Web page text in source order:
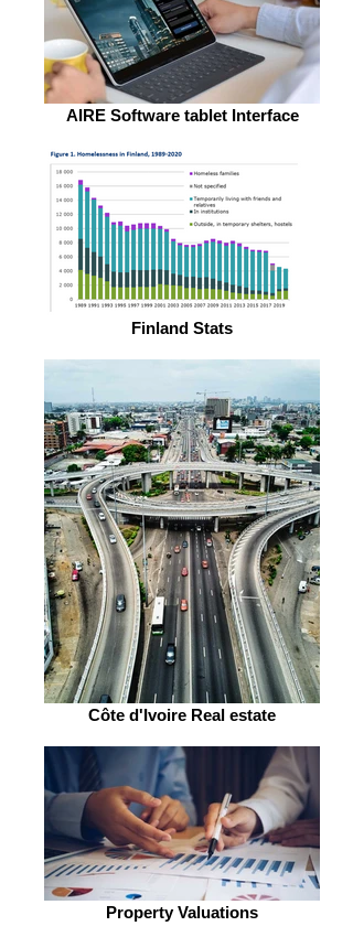
AIRE Software tablet Interface
Finland Stats
Côte d'Ivoire Real estate
Property Valuations